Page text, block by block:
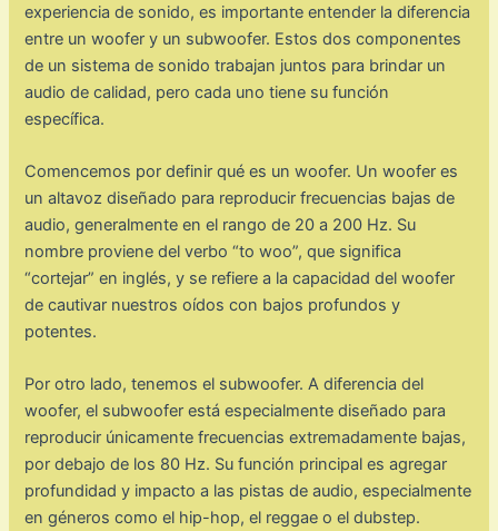
experiencia de sonido, es importante entender la diferencia
entre un woofer y un subwoofer. Estos dos componentes
de un sistema de sonido trabajan juntos para brindar un
audio de calidad, pero cada uno tiene su función
específica.
Comencemos por definir qué es un woofer. Un woofer es
un altavoz diseñado para reproducir frecuencias bajas de
audio, generalmente en el rango de 20 a 200 Hz. Su
nombre proviene del verbo “to woo”, que significa
“cortejar” en inglés, y se refiere a la capacidad del woofer
de cautivar nuestros oídos con bajos profundos y
potentes.
Por otro lado, tenemos el subwoofer. A diferencia del
woofer, el subwoofer está especialmente diseñado para
reproducir únicamente frecuencias extremadamente bajas,
por debajo de los 80 Hz. Su función principal es agregar
profundidad y impacto a las pistas de audio, especialmente
en géneros como el hip-hop, el reggae o el dubstep.